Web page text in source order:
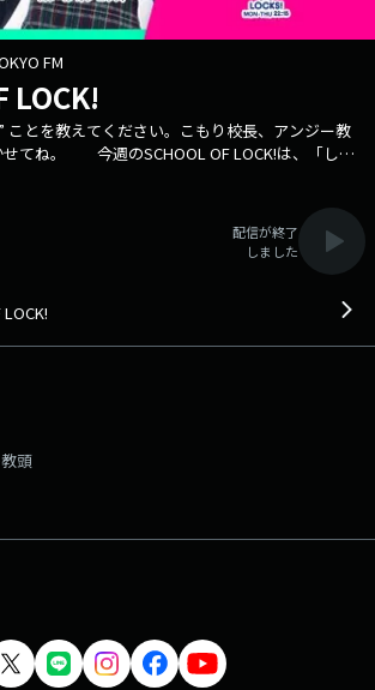
FM
LOCK!
ことを教えてください。こもり校長、アンジー教
せてね。 今週のSCHOOL OF LOCK!は、「しん
ています。 学校に行くのがしんどい。友達関
と思っている事があるならば 学校掲示板・メー
を送って下さい。 ---番組へのメッセージはコチ
に書き込む（掲示板は登録無料のアプリで
WEBサイトはコチラ! 【今夜の時間割】
室②』＜こもり校長・アンジー教頭＞ ▽22:55頃
どっちのCat or Dog』 ▽23:00～『生放送教室③』
生放送教室④』＜こもり校長・アンジー教頭＞
日入れ替わりでアーティスト講師が登場! 各曜日
目は、全ての“青春”を肯定していく「新しい学校
」が開講。 今夜は、SUZUKAちゃんの声優初出
をしていきます！ さらに、今週月〜木の間に [ 新
LOCKS掲示板 ] に書き込みしてくれた 生徒の中か
ーダーズLOCKS!掲示板へ ★新しい学校のリ
へのメールはコチラ! ▽22:55頃～(一部地域を除
配信が終了
しました
頭